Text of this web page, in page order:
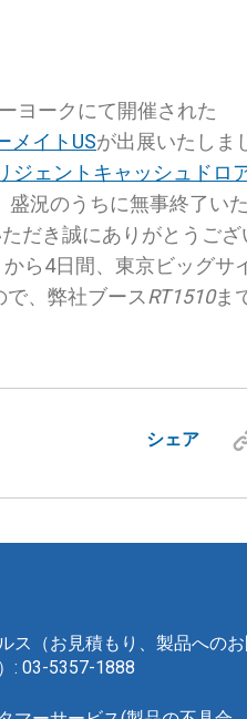
ヨークにて開催された
メイトUSが出展いたしま
ジェントキャッシュドロ
況のうちに無事終了いた
だき誠にありがとうござ
ら4日間、東京ビッグサ
、弊社ブースRT1510ま
シェア
ス（お見積もり、製品への
: 03-5357-1888